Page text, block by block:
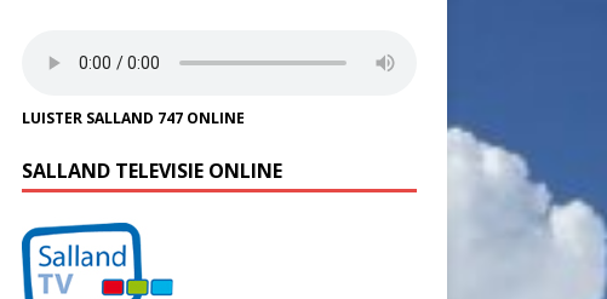
LUISTER SALLAND 747 ONLINE
SALLAND TELEVISIE ONLINE